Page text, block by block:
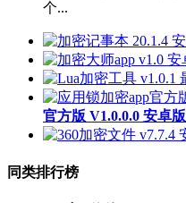
个...
官方版 V1.0.0.0 安卓版
同类排行榜